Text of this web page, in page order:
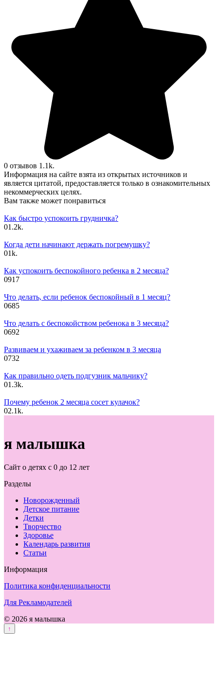
0 отзывов 1.1k.
Информация на сайте взята из открытых источников и
является цитатой, предоставляется только в ознакомительных
некоммерческих целях.
Вам также может понравиться
Как быстро успокоить грудничка?
01.2k.
Когда дети начинают держать погремушку?
01k.
Как успокоить беспокойного ребенка в 2 месяца?
0917
Что делать, если ребенок беспокойный в 1 месяц?
0685
Что делать с беспокойством ребенока в 3 месяца?
0692
Развиваем и ухаживаем за ребенком в 3 месяца
0732
Как правильно одеть подгузник мальчику?
01.3k.
Почему ребенок 2 месяца сосет кулачок?
02.1k.
я малышка
Сайт о детях с 0 до 12 лет
Разделы
Новорожденный
Детское питание
Детки
Творчество
Здоровье
Календарь развития
Статьи
Информация
Политика конфиденциальности
Для Рекламодателей
© 2026 я малышка